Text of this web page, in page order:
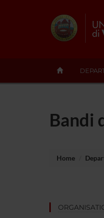
Bandi
Home